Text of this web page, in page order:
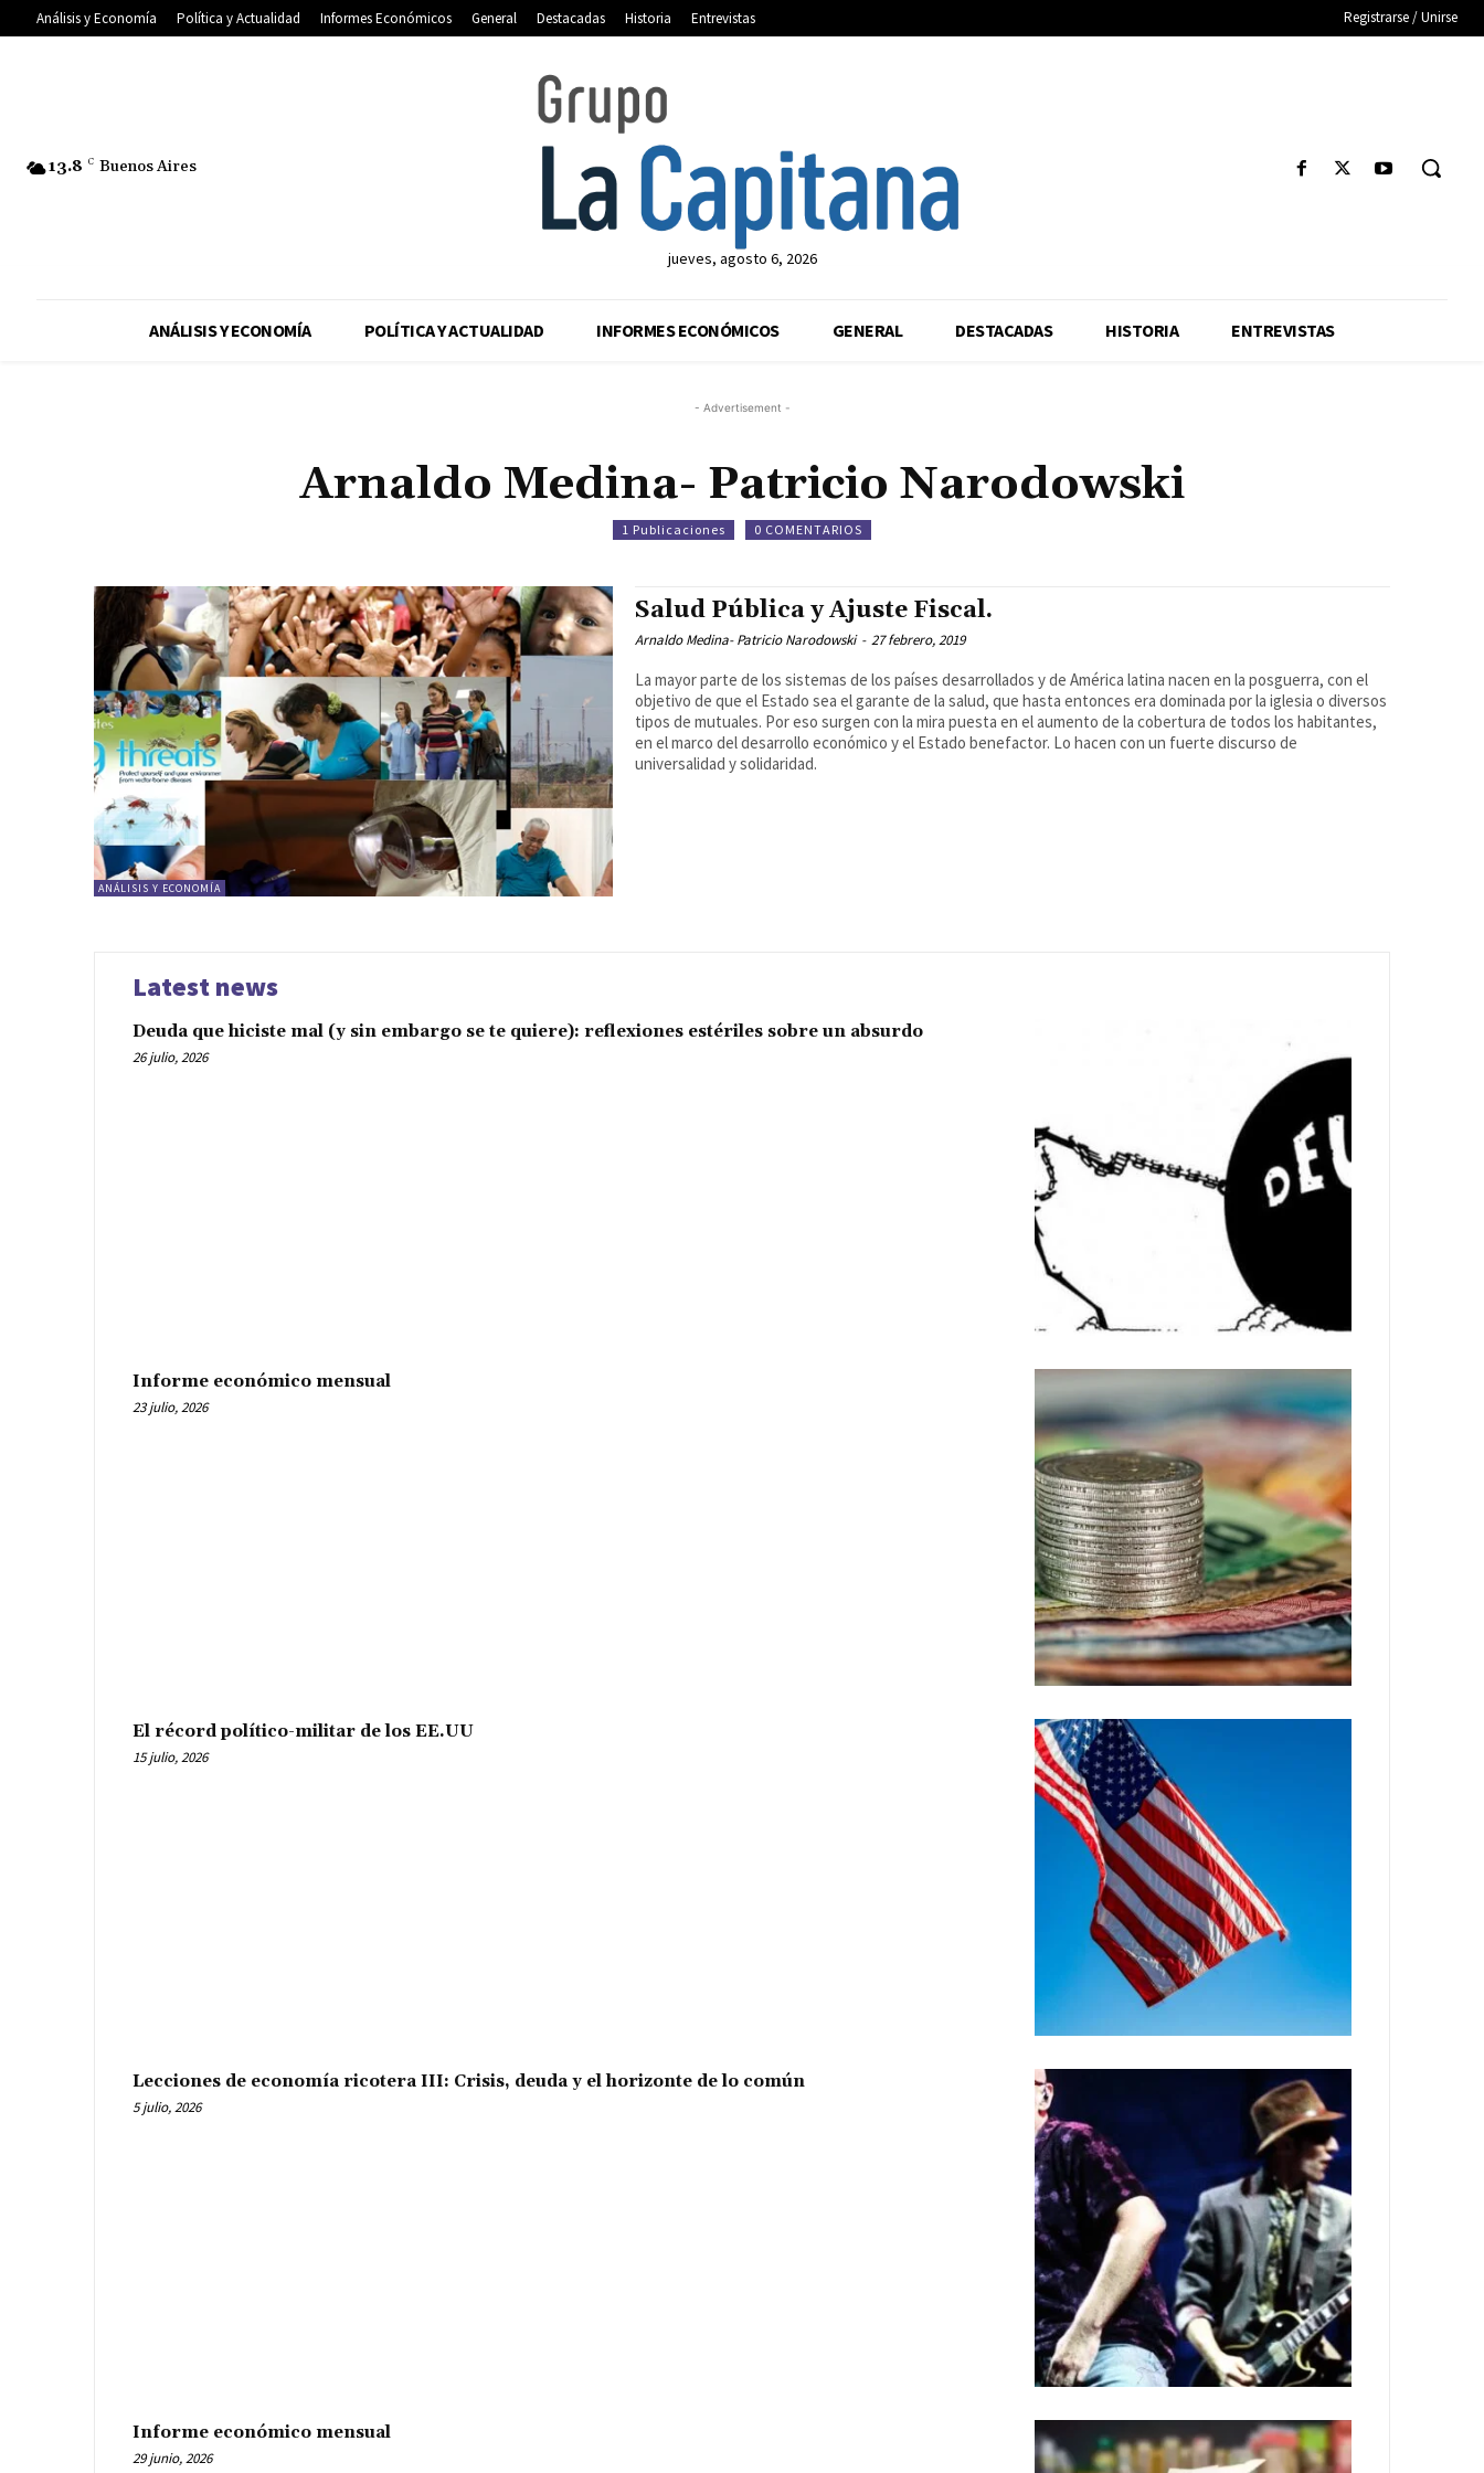
Análisis y Economía Política y Actualidad Informes Económicos General Destacadas Historia Entrevistas Registrarse / Unirse
13.8 C Buenos Aires
jueves, agosto 6, 2026
ANÁLISIS Y ECONOMÍA POLÍTICA Y ACTUALIDAD INFORMES ECONÓMICOS GENERAL DESTACADAS HISTORIA ENTREVISTAS
- Advertisement -
Arnaldo Medina- Patricio Narodowski
1 Publicaciones 0 COMENTARIOS
ANÁLISIS Y ECONOMÍA
Salud Pública y Ajuste Fiscal.
Arnaldo Medina- Patricio Narodowski - 27 febrero, 2019
La mayor parte de los sistemas de los países desarrollados y de América latina nacen en la posguerra, con el
objetivo de que el Estado sea el garante de la salud, que hasta entonces era dominada por la iglesia o diversos
tipos de mutuales. Por eso surgen con la mira puesta en el aumento de la cobertura de todos los habitantes,
en el marco del desarrollo económico y el Estado benefactor. Lo hacen con un fuerte discurso de
universalidad y solidaridad.
Latest news
Deuda que hiciste mal (y sin embargo se te quiere): reflexiones estériles sobre un absurdo
26 julio, 2026
Informe económico mensual
23 julio, 2026
El récord político-militar de los EE.UU
15 julio, 2026
Lecciones de economía ricotera III: Crisis, deuda y el horizonte de lo común
5 julio, 2026
Informe económico mensual
29 junio, 2026